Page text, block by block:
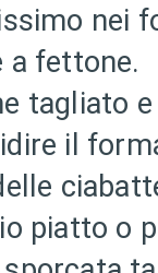
nei
a fettone.
tagliato
il
piatto o